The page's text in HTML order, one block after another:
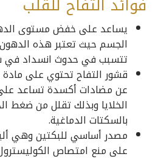
يساعد على خفض مستوى
الجسم حيث تعتبر هذه
تتسبب في حدوث انسداد في
قشور التفاح تحتوي على مادة
عن مضادات أكسدة تساعد
الخلايا وبذلك تقلل من ضغط
بالسكتات الدماغية.
مصدر أساسي للبكتين وهي
على منع امتصاص